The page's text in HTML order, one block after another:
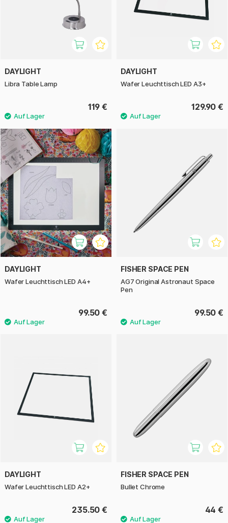
DAYLIGHT
Libra Table Lamp
119 €
DAYLIGHT
Wafer Leuchttisch LED A3+
129.90 €
DAYLIGHT
Wafer Leuchttisch LED A4+
99.50 €
FISHER SPACE PEN
AG7 Original Astronaut Space
Pen
99.50 €
DAYLIGHT
Wafer Leuchttisch LED A2+
235.50 €
FISHER SPACE PEN
Bullet Chrome
44 €